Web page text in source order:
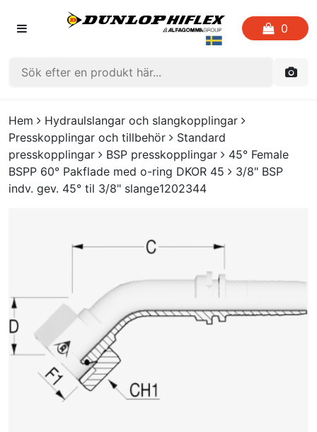
0
HEM
FAVORITLISTOR
KATALOGER
UTGÅENDE PRODUKTER
SKAPA PROFIL
Hem
Hydraulslangar och slangkopplingar
Presskopplingar och tillbehör
Standard
presskopplingar
BSP presskopplingar
45° Female
BSPP 60° Pakflade med o-ring DKOR 45
3/8" BSP
indv. gev. 45° til 3/8" slange1202344